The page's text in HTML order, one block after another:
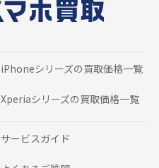
iPhoneシリーズの 買取価格一覧
Xperiaシリーズの 買取価格一覧
サービスガイド